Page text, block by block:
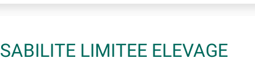
LIMITEE ELEVAGE